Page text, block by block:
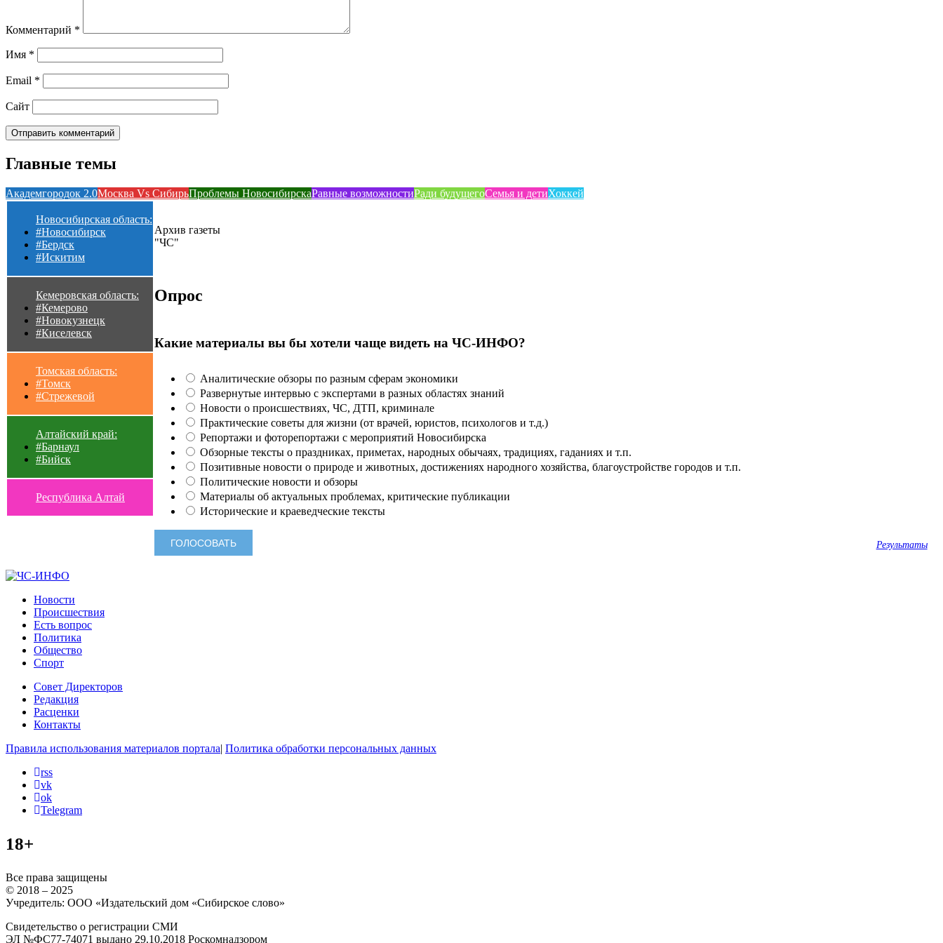
Комментарий *
Имя *
Email *
Сайт
Главные темы
Академгородок 2.0Москва Vs СибирьПроблемы НовосибирскаРавные возможностиРади будущегоСемья и детиХоккей
Новосибирская область:
#Новосибирск
#Бердск
#Искитим
Кемеровская область:
#Кемерово
#Новокузнецк
#Киселевск
Томская область:
#Томск
#Стрежевой
Алтайский край:
#Барнаул
#Бийск
Республика Алтай
Архив газеты
"ЧС"
Опрос
Какие материалы вы бы хотели чаще видеть на ЧС-ИНФО?
Аналитические обзоры по разным сферам экономики
Развернутые интервью с экспертами в разных областях знаний
Новости о происшествиях, ЧС, ДТП, криминале
Практические советы для жизни (от врачей, юристов, психологов и т.д.)
Репортажи и фоторепортажи с мероприятий Новосибирска
Обзорные тексты о праздниках, приметах, народных обычаях, традициях, гаданиях и т.п.
Позитивные новости о природе и животных, достижениях народного хозяйства, благоустройстве городов и т.п.
Политические новости и обзоры
Материалы об актуальных проблемах, критические публикации
Исторические и краеведческие тексты
Результаты
Новости
Происшествия
Есть вопрос
Политика
Общество
Спорт
Совет Директоров
Редакция
Расценки
Контакты
Правила использования материалов портала| Политика обработки персональных данных
rss
vk
ok
Telegram
18+
Все права защищены
© 2018 – 2025
Учредитель: ООО «Издательский дом «Сибирское слово»
Свидетельство о регистрации СМИ
ЭЛ №ФС77-74071 выдано 29.10.2018 Роскомнадзором